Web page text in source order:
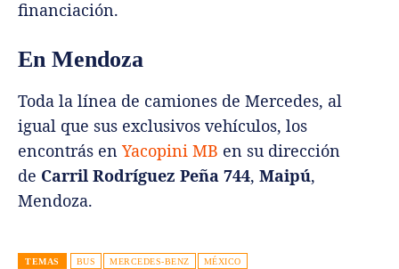
financiación.
En Mendoza
Toda la línea de camiones de Mercedes, al
igual que sus exclusivos vehículos, los
encontrás en Yacopini MB en su dirección
de Carril Rodríguez Peña 744, Maipú,
Mendoza.
TEMAS BUS MERCEDES-BENZ MÉXICO